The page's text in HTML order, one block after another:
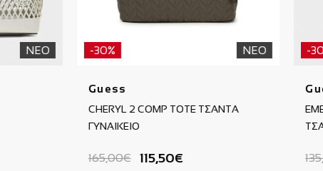
ΝΕΟ ΝΕΟ
-30%
Guess
CHERYL 2 COMP TOTE ΤΣΑΝΤΑ
ΓΥΝΑΙΚΕΙΟ
165,00€ 115,50€
-